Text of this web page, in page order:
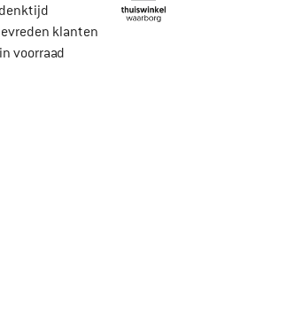
Vind de betalingsinformatie hier! Opent in
klanten
voorraad